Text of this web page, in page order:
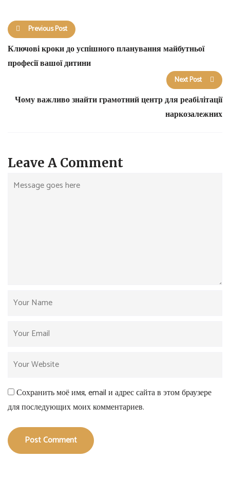
Previous Post
Ключові кроки до успішного планування майбутньої
професії вашої дитини
Next Post
Чому важливо знайти грамотний центр для реабілітації
наркозалежних
Leave A Comment
Сохранить моё имя, email и адрес сайта в этом браузере
для последующих моих комментариев.
Post Comment